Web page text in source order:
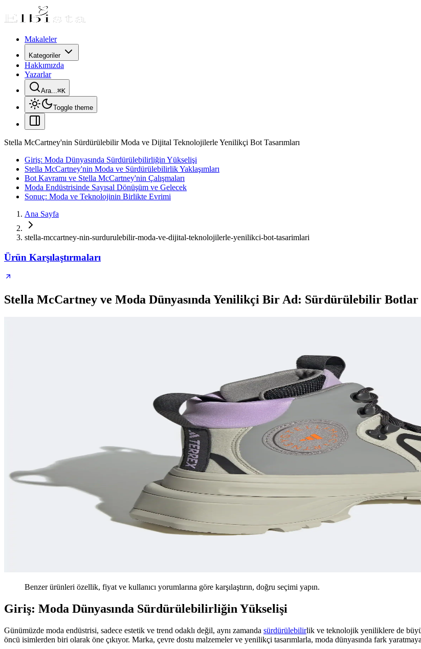
Makaleler
Kategoriler
Hakkımızda
Yazarlar
Ara...⌘K
Toggle theme
Stella McCartney'nin Sürdürülebilir Moda ve Dijital Teknolojilerle Yenilikçi Bot Tasarımları
Giriş: Moda Dünyasında Sürdürülebilirliğin Yükselişi
Stella McCartney'nin Moda ve Sürdürülebilirlik Yaklaşımları
Bot Kavramı ve Stella McCartney'nin Çalışmaları
Moda Endüstrisinde Sayısal Dönüşüm ve Gelecek
Sonuç: Moda ve Teknolojinin Birlikte Evrimi
Ana Sayfa
stella-mccartney-nin-surdurulebilir-moda-ve-dijital-teknolojilerle-yenilikci-bot-tasarimlari
Ürün Karşılaştırmaları
Stella McCartney ve Moda Dünyasında Yenilikçi Bir Ad: Sürdürülebilir Botlar
Benzer ürünleri özellik, fiyat ve kullanıcı yorumlarına göre karşılaştırın, doğru seçimi yapın.
Giriş: Moda Dünyasında Sürdürülebilirliğin Yükselişi
Günümüzde moda endüstrisi, sadece estetik ve trend odaklı değil, aynı zamanda sürdürülebilirlik ve teknolojik yeniliklere de
öncü isimlerden biri olarak öne çıkıyor. Marka, çevre dostu malzemeler ve yenilikçi tasarımlarla, moda dünyasında fark